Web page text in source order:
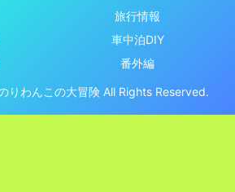
旅行情報
車中泊DIY
番外編
わんこの大冒険 All Rights Reserved.